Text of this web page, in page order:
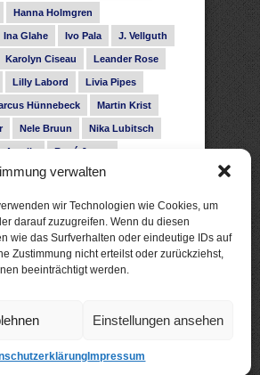
verwalten
wir Technologien wie Cookies, um
darauf zuzugreifen. Wenn du diesen
wie das Surfverhalten oder eindeutige IDs auf
Zustimmung nicht erteilst oder zurückziehst,
beeinträchtigt werden.
Einstellungen ansehen
Impressum
Hanna Holmgren
Ina Glahe Ivo Pala J. Vellguth
Karolyn Ciseau Leander Rose
Lilly Labord Livia Pipes
Hünnebeck Martin Krist
Nele Bruun Nika Lubitsch
Amelie René Junge
Hill Sigrid Konopatzki